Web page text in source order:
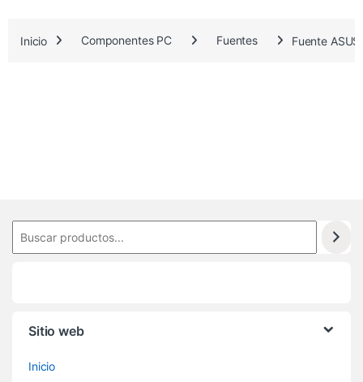
.
Inicio Componentes PC Fuentes Fuente
Sitio web
Inicio